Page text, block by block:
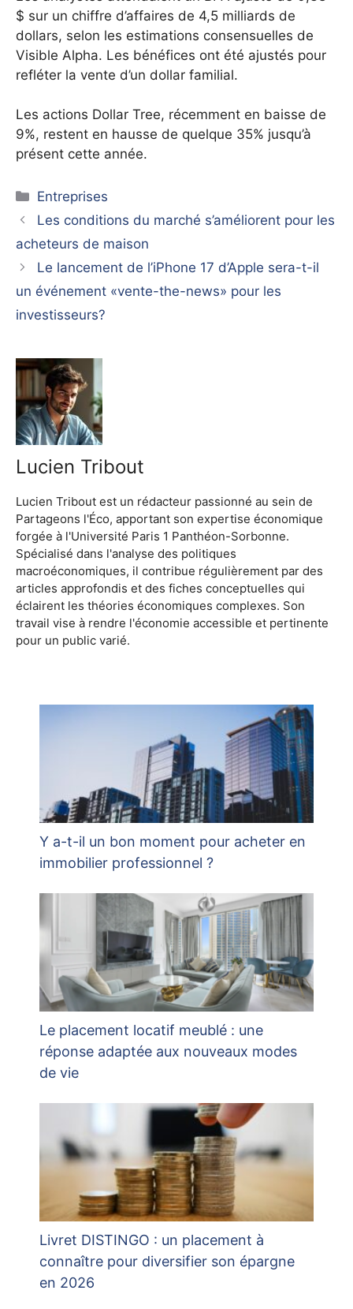
$ sur un chiffre d’affaires de 4,5 milliards de
dollars, selon les estimations consensuelles de
Visible Alpha. Les bénéfices ont été ajustés pour
refléter la vente d’un dollar familial.
Les actions Dollar Tree, récemment en baisse de
9%, restent en hausse de quelque 35% jusqu’à
présent cette année.
Catégories
Entreprises
Les conditions du marché s’améliorent pour les
acheteurs de maison
Le lancement de l’iPhone 17 d’Apple sera-t-il
un événement «vente-the-news» pour les
investisseurs?
Lucien Tribout
Lucien Tribout est un rédacteur passionné au sein de
Partageons l'Éco, apportant son expertise économique
forgée à l'Université Paris 1 Panthéon-Sorbonne.
Spécialisé dans l'analyse des politiques
macroéconomiques, il contribue régulièrement par des
articles approfondis et des fiches conceptuelles qui
éclairent les théories économiques complexes. Son
travail vise à rendre l'économie accessible et pertinente
pour un public varié.
Y a-t-il un bon moment pour acheter en
immobilier professionnel ?
Le placement locatif meublé : une
réponse adaptée aux nouveaux modes
de vie
Livret DISTINGO : un placement à
connaître pour diversifier son épargne
en 2026